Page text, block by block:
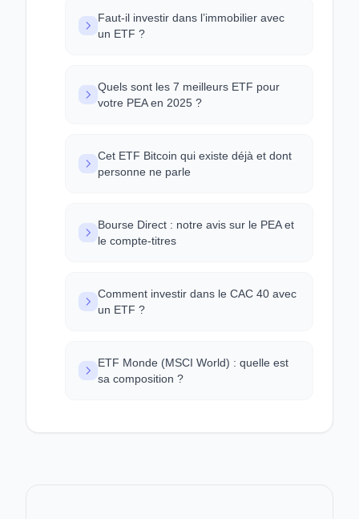
Faut-il investir dans l’immobilier avec
un ETF ?
Quels sont les 7 meilleurs ETF pour
votre PEA en 2025 ?
Cet ETF Bitcoin qui existe déjà et dont
personne ne parle
Bourse Direct : notre avis sur le PEA et
le compte-titres
Comment investir dans le CAC 40 avec
un ETF ?
ETF Monde (MSCI World) : quelle est
sa composition ?